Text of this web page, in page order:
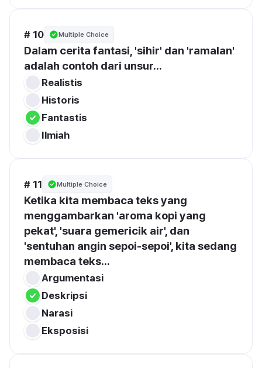
# 10 Multiple Choice
Dalam cerita fantasi, 'sihir' dan 'ramalan'
adalah contoh dari unsur...
Realistis
Historis
Fantastis
Ilmiah
# 11 Multiple Choice
Ketika kita membaca teks yang
menggambarkan 'aroma kopi yang
pekat', 'suara gemericik air', dan
'sentuhan angin sepoi-sepoi', kita sedang
membaca teks...
Argumentasi
Deskripsi
Narasi
Eksposisi